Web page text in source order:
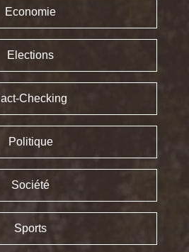
Economie
Elections
Checking
Politique
Société
Sports